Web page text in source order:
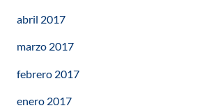
abril 2017
marzo 2017
febrero 2017
enero 2017